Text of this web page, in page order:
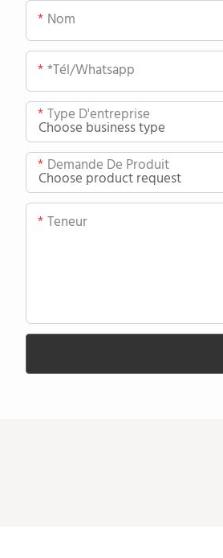
Nom
*tél/whatsapp
Type D'entreprise
Demande De Produit
Teneur